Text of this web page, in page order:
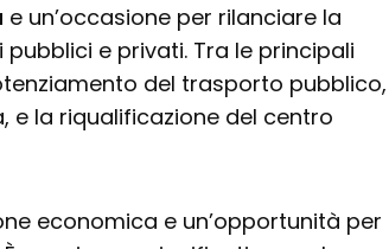
e un’occasione per rilanciare la
e privati. Tra le principali
del trasporto pubblico,
e la riqualificazione del centro
economica e un’opportunità per